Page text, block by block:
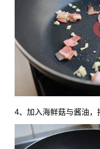
4、加入海鲜菇与酱油，